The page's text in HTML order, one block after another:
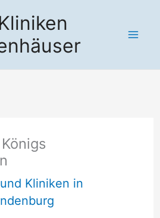
Kliniken in